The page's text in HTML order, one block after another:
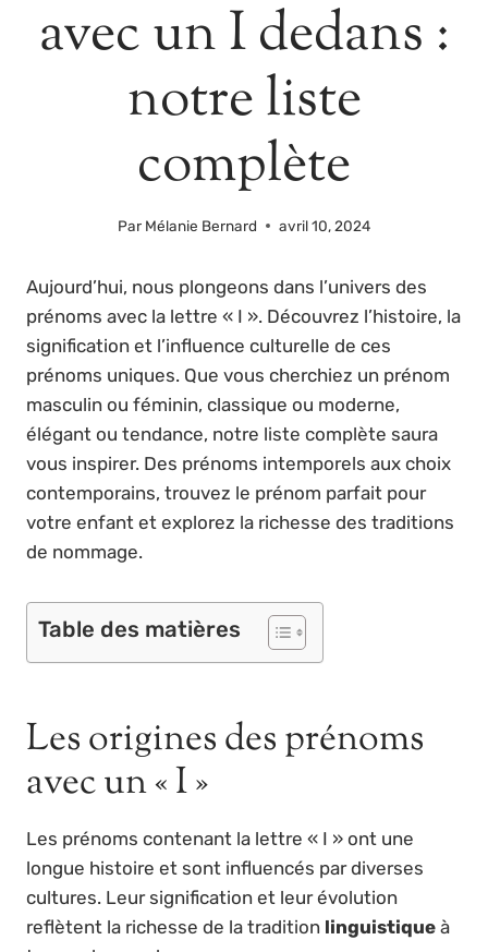
avec un I dedans :
notre liste
complète
Par Mélanie Bernard avril 10, 2024
Aujourd’hui, nous plongeons dans l’univers des
prénoms avec la lettre « I ». Découvrez l’histoire, la
signification et l’influence culturelle de ces
prénoms uniques. Que vous cherchiez un prénom
masculin ou féminin, classique ou moderne,
élégant ou tendance, notre liste complète saura
vous inspirer. Des prénoms intemporels aux choix
contemporains, trouvez le prénom parfait pour
votre enfant et explorez la richesse des traditions
de nommage.
Table des matières
Les origines des prénoms
avec un « I »
Les prénoms contenant la lettre « I » ont une
longue histoire et sont influencés par diverses
cultures. Leur signification et leur évolution
reflètent la richesse de la tradition linguistique à